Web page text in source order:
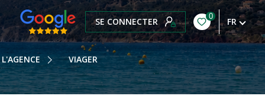
SE CONNECTER 0 FR
L'AGENCE
HISTOIRE
ÉQUIPE
HONORAIRES
VIAGER